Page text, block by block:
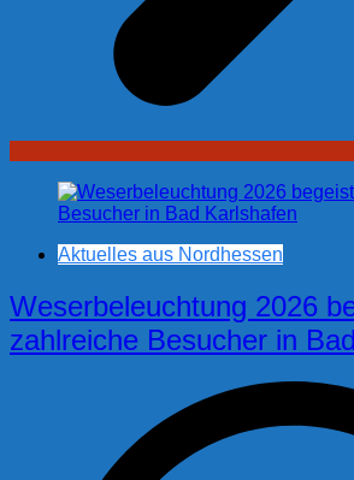
Aktuelles aus Nordhessen
Weserbeleuchtung 2026
zahlreiche Besucher in